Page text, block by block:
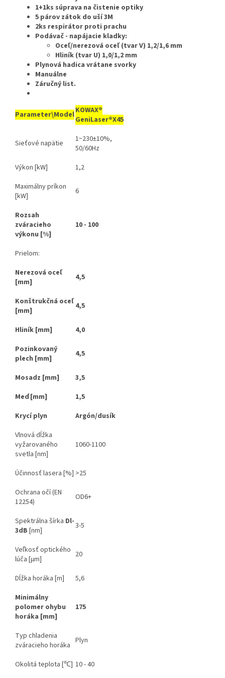
1+1ks súprava na čistenie optiky
5 párov zátok do uší 3M
2ks respirátor proti prachu
Podávač - napájacie kladky:
Oceľ/nerezová oceľ (tvar V) 1,2/1,6 mm
Hliník (tvar U) 1,0/1,2 mm
Plynová hadica vrátane svorky
Manuálne
Záručný list.
Parameter\ModelKOWAX®
GeniLaser®X45
Sieťové napätie
1~230±10%,
50/60Hz
Výkon [kW]
1,2
Maximálny príkon
[kW]
6
Rozsah
zváracieho
výkonu [%]
10 - 100
Prielom:
Nerezová oceľ
[mm] 4,5
Konštrukčná oceľ
[mm] 4,5
Hliník [mm]
4,0
Pozinkovaný
plech [mm] 4,5
Mosadz [mm]
3,5
Meď[mm]
1,5
Krycí plyn
Argón/dusík
Vlnová dĺžka
vyžarovaného
svetla [nm]
1060-1100
Účinnosť lasera [%] >25
Ochrana očí (EN
12254)
OD6+
Spektrálna šírka Dl-
3dB [nm] 3-5
Veľkosť optického
lúča [µm]
20
Dĺžka horáka [m]
5,6
Minimálny
polomer ohybu
horáka [mm]
175
Typ chladenia
zváracieho horáka Plyn
Okolitá teplota [℃] 10 - 40